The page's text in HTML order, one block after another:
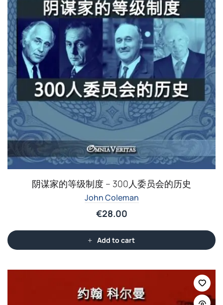
阴谋家的等级制度 – 300人委员会的历史
John Coleman
€28.00
Add to cart